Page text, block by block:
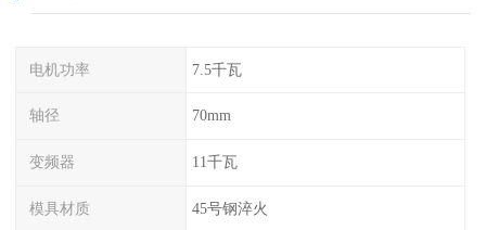
电机功率 7.5千瓦
轴径 70mm
变频器 11千瓦
模具材质 45号钢淬火